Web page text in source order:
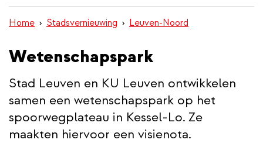
inhoud
gaan
Home Stadsvernieuwing Leuven-Noord
Wetenschapspark
Stad Leuven en KU Leuven ontwikkelen
samen een wetenschapspark op het
spoorwegplateau in Kessel‑Lo. Ze
maakten hiervoor een visienota.